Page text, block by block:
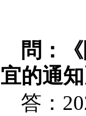
問：
宜的通
答：